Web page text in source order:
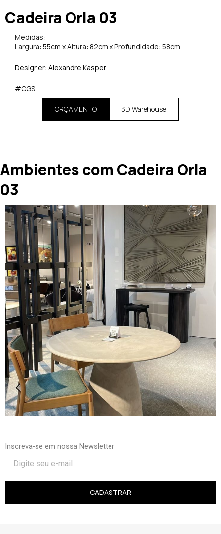
Cadeira Orla 03
Medidas:
Largura: 55cm x Altura: 82cm x Profundidade: 58cm
Designer: Alexandre Kasper
#CGS
ORÇAMENTO 3D Warehouse
Ambientes com Cadeira Orla
03
Inscreva-se em nossa Newsletter
CADASTRAR